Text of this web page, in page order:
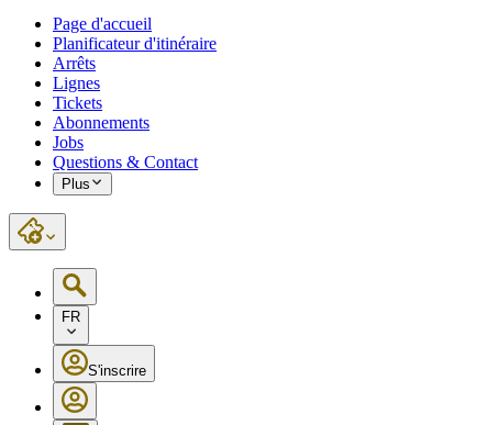
Page d'accueil
Planificateur d'itinéraire
Arrêts
Lignes
Tickets
Abonnements
Jobs
Questions & Contact
Plus
FR
S'inscrire